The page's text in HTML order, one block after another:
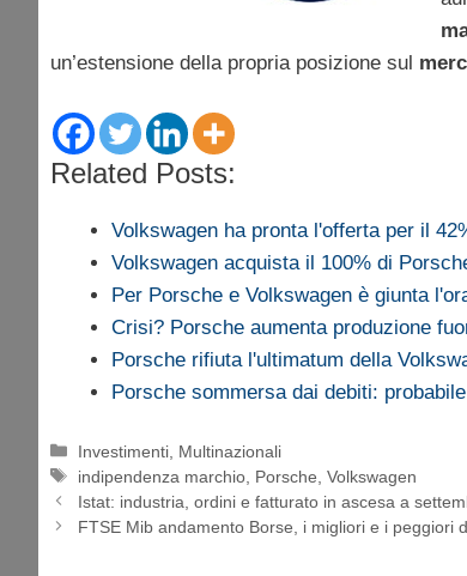
un’estensione della propria posizione sul
Related Posts:
Volkswagen ha pronta l'offerta per il
Volkswagen acquista il 100% di
Per Porsche e Volkswagen è giunta
Crisi? Porsche aumenta produzione
Porsche rifiuta l'ultimatum della
Porsche sommersa dai debiti:
Categorie
Investimenti Multinazionali
Tag
indipendenza marchio Porsche ,Volkswagen
Istat: industria, ordini e fatturato in ascesa a
FTSE Mib andamento Borse, i migliori e i peggiori